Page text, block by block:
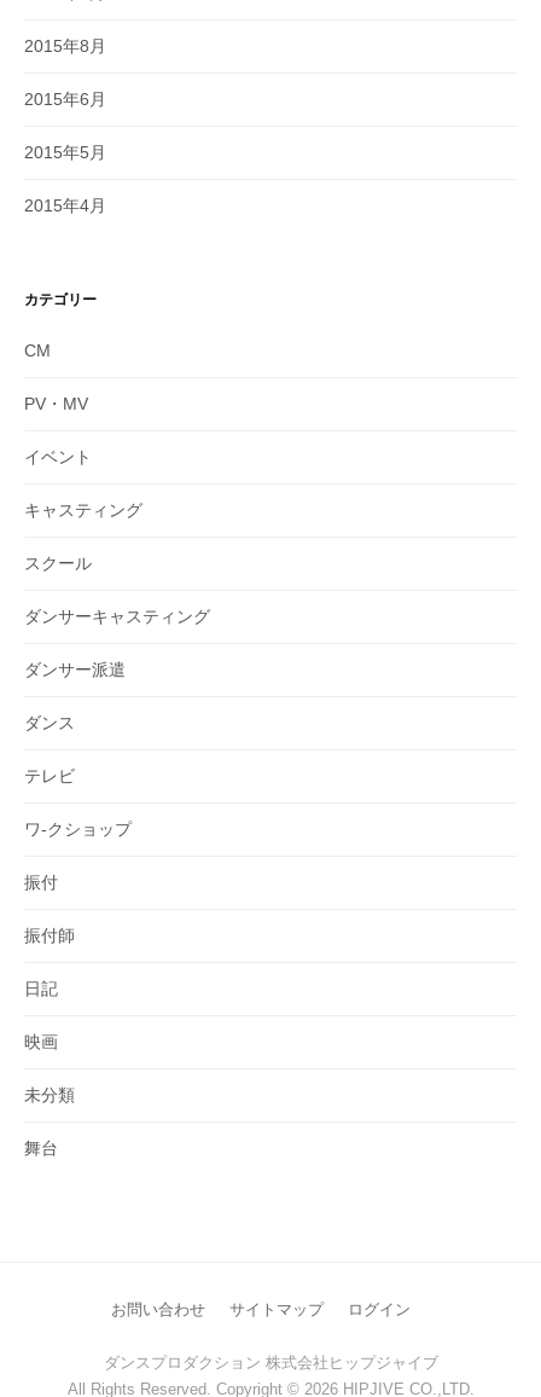
2015年8月
2015年6月
2015年5月
2015年4月
カテゴリー
CM
PV・MV
イベント
キャスティング
スクール
ダンサーキャスティング
ダンサー派遣
ダンス
テレビ
ワ-クショップ
振付
振付師
日記
映画
未分類
舞台
お問い合わせ サイトマップ ログイン
ダンスプロダクション 株式会社ヒップジャイブ
All Rights Reserved. Copyright © 2026 HIPJIVE CO.,LTD.